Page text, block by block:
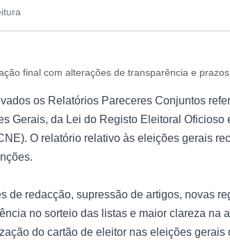
final com alterações de transparência e
os Relatórios Pareceres Conjuntos
Gerais, da Lei do Registo Eleitoral Oficioso
O relatório relativo às eleições gerais
de redacção, supressão de artigos, novas
no sorteio das listas e maior clareza na
do cartão de eleitor nas eleições gerais